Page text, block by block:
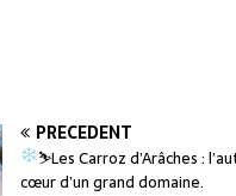
PRÉCÉDENT
⛷Les Carroz d’Arâches :
cœur d’un grand domaine.